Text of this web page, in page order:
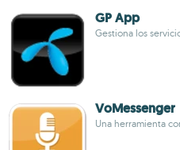
GP App
Gestiona los
VoMessenger
Una herramienta